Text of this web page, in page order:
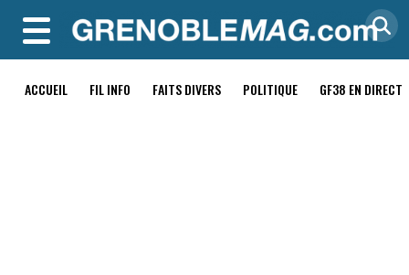
MENU
ACCUEIL FIL INFO FAITS DIVERS POLITIQUE GF38 EN DIRECT